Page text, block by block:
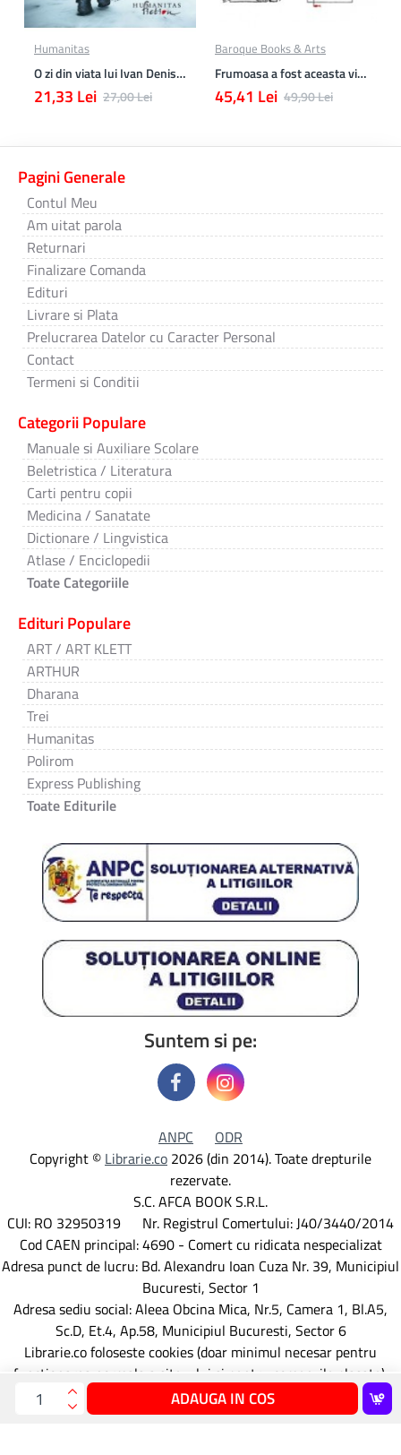
ADAUGA IN COS
Humanitas
O zi din viata lui Ivan Denisovici
21,33 Lei 27,00 Lei
Baroque Books & Arts
Frumoasa a fost aceasta viata. totusi.
45,41 Lei 49,90 Lei
Pagini Generale
Contul Meu
Am uitat parola
Returnari
Finalizare Comanda
Edituri
Livrare si Plata
Prelucrarea Datelor cu Caracter Personal
Contact
Termeni si Conditii
Categorii Populare
Manuale si Auxiliare Scolare
Beletristica / Literatura
Carti pentru copii
Medicina / Sanatate
Dictionare / Lingvistica
Atlase / Enciclopedii
Toate Categoriile
Edituri Populare
ART / ART KLETT
ARTHUR
Dharana
Trei
Humanitas
Polirom
Express Publishing
Toate Editurile
Suntem si pe:
ANPC
ODR
Copyright © Librarie.co 2026 (din 2014). Toate drepturile
rezervate.
S.C. AFCA BOOK S.R.L.
CUI: RO 32950319 Nr. Registrul Comertului: J40/3440/2014
Cod CAEN principal: 4690 - Comert cu ridicata nespecializat
Adresa punct de lucru: Bd. Alexandru Ioan Cuza Nr. 39, Municipiul
Bucuresti, Sector 1
Adresa sediu social: Aleea Obcina Mica, Nr.5, Camera 1, Bl.A5,
Sc.D, Et.4, Ap.58, Municipiul Bucuresti, Sector 6
Librarie.co foloseste cookies (doar minimul necesar pentru
functionarea normala a site-ului si pentru comenzile plasate).
Detalii aici